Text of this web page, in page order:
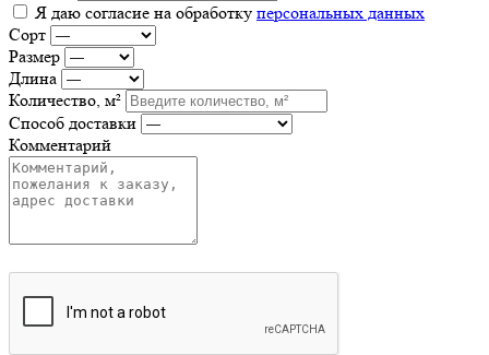
Я даю согласие на обработку персональных данных
Сорт
Размер
Длина
Количество, м²
Способ доставки
Комментарий